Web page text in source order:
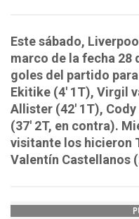
Este sábado,
marco de la fecha 28
goles del partido
Ekitike (4' 1T), Virgil
Allister (42' 1T), Cody
(37' 2T, en contra).
visitante los hicieron
Valentín Castellanos